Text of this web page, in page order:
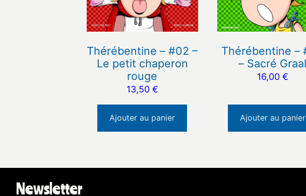
Thérébentine – #02 –
Le petit chaperon
rouge
13,50 €
Ajouter au panier
Thérébentine –
– Sacré Graal
16,00 €
Ajouter au panier
Newsletter